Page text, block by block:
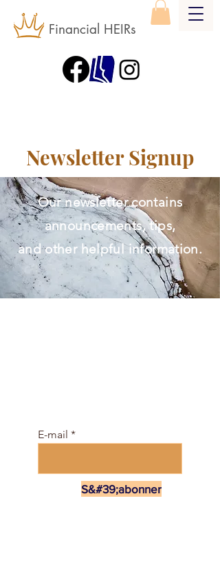
Financial HEIRs
Newsletter Signup
Our newsletter contains
announcements, tips,
and other helpful information.
E-mail
S&#39;abonner